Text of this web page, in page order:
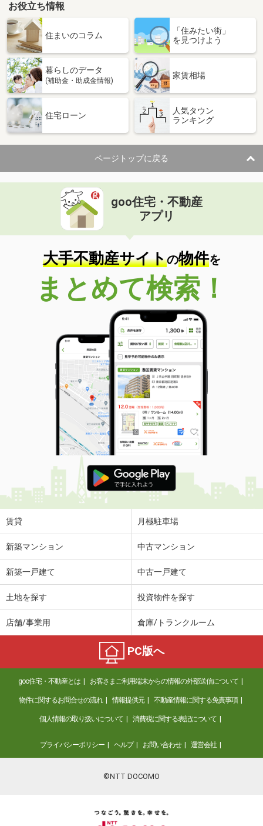
お役立ち情報
住まいのコラム
「住みたい街」
を見つけよう
暮らしのデータ
(補助金・助成金情報)
家賃相場
住宅ローン
人気タウン
ランキング
ページトップに戻る
goo住宅・不動産
アプリ
大手不動産サイトの物件を
まとめて検索！
賃貸 月極駐車場
新築マンション 中古マンション
新築一戸建て 中古一戸建て
土地を探す 投資物件を探す
店舗/事業用 倉庫/トランクルーム
PC版へ
goo住宅・不動産とは お客さまご利用端末からの情報の外部送信について
物件に関するお問合せの流れ 情報提供元 不動産情報に関する免責事項
個人情報の取り扱いについて 消費税に関する表記について
プライバシーポリシー ヘルプ お問い合わせ 運営会社
©NTT DOCOMO